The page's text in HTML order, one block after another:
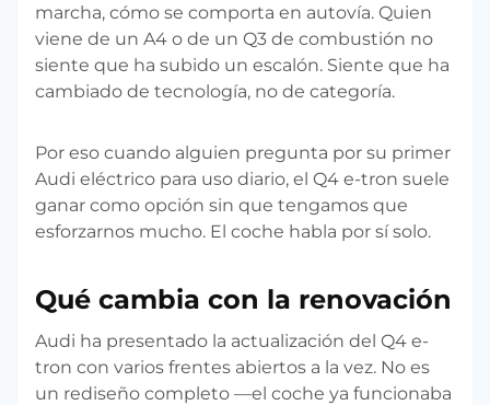
marcha, cómo se comporta en autovía. Quien
viene de un A4 o de un Q3 de combustión no
siente que ha subido un escalón. Siente que ha
cambiado de tecnología, no de categoría.
Por eso cuando alguien pregunta por su primer
Audi eléctrico para uso diario, el Q4 e-tron suele
ganar como opción sin que tengamos que
esforzarnos mucho. El coche habla por sí solo.
Qué cambia con la renovación
Audi ha presentado la actualización del Q4 e-
tron con varios frentes abiertos a la vez. No es
un rediseño completo —el coche ya funcionaba